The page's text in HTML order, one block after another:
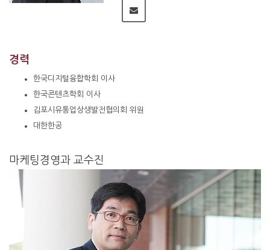
경력
한국디지털융합학회 이사
한국콘텐츠학회 이사
김포시유통업상생발전협의회 위원
대한한공
마케팅경영과 교수진